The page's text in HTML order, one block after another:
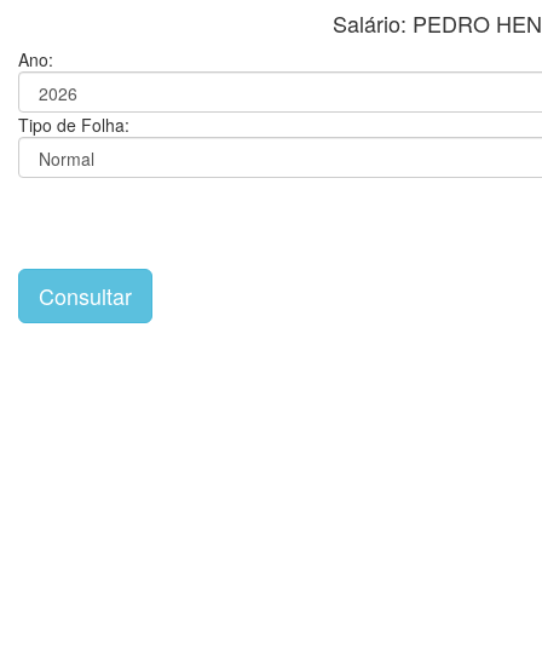
Salário: PEDRO
Ano:
Tipo de Folha: